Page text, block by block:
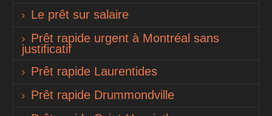
Le prêt sur salaire
Prêt rapide urgent à Montréal sans
justificatif
Prêt rapide Laurentides
Prêt rapide Drummondville